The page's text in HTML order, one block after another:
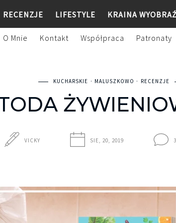
RECENZJE LIFESTYLE KRAINA
O Mnie Kontakt Współpraca Patronaty
KUCHARSKIE MALUSZKOWO RECENZJE
VICKY SIE, 20, 2019